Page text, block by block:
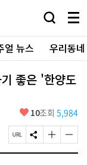
검
창
열
기
메
뉴
전
체
보
기
얼 뉴스 우리동
좋은 '한양도
좋
요
10조회 5,984
페
이
S
N
글
자
글
자